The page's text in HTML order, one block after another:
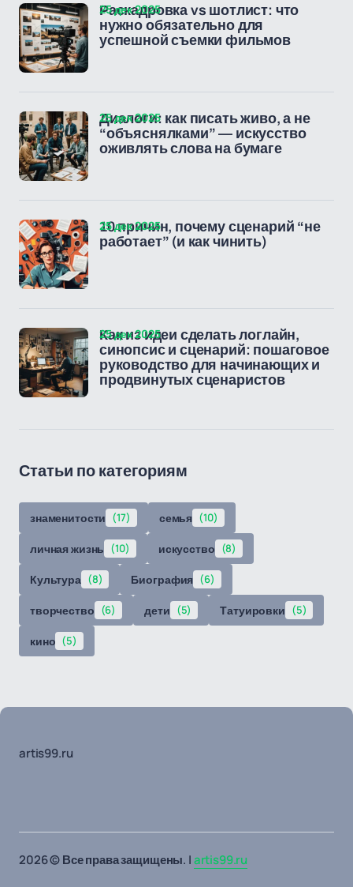
Раскадровка vs шотлист: что
нужно обязательно для
успешной съемки фильмов
25 дек 2025
Диалоги: как писать живо, а не
“объяснялками” — искусство
оживлять слова на бумаге
25 дек 2025
10 причин, почему сценарий “не
работает” (и как чинить)
25 дек 2025
Как из идеи сделать логлайн,
синопсис и сценарий: пошаговое
руководство для начинающих и
продвинутых сценаристов
25 дек 2025
Статьи по категориям
знаменитости (17) семья (10)
личная жизнь (10) искусство (8)
Культура (8) Биография (6)
творчество (6) дети (5) Татуировки (5)
кино (5)
artis99.ru
2026 © Все права защищены. |artis99.ru